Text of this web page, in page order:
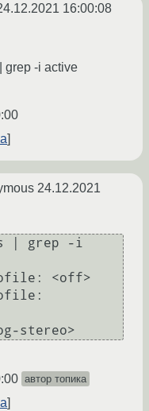
16:00:08
grep -i active
24.12.2021
| grep -i
автор топика